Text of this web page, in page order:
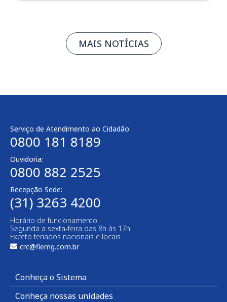
MAIS NOTÍCIAS
Serviço de Atendimento ao Cidadão:
0800 181 8189
Ouvidoria:
0800 882 2525
Recepção Sede:
(31) 3263 4200
Horário de funcionamento:
Segunda a sexta-feira das 8h às 17h
Exceto feriados nacionais e locais.
crc@fiemg.com.br
Conheça o Sistema
Conheça nossas unidades